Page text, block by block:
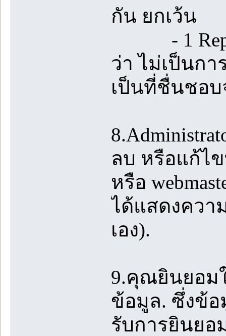
กัน ยกเว้น
- 1 Reply
ว่า ไม่เป็นก
เป็นที่ชื่นชอบ
ลบ หรือแก้ไข
หรือ
ได้แสดงควา
เอง).
9.คุณยินยอม
ข้อมูล. ซึ่งข้อ
รับการยินยอ